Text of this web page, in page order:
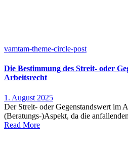
vamtam-theme-circle-post
Die Bestimmung des Streit- oder
Arbeitsrecht
1. August 2025
Der Streit- oder Gegenstandswert im
(Beratungs-)Aspekt, da die
Read More